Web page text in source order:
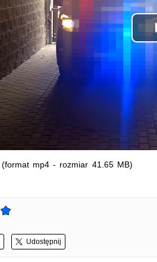
(format mp4 - rozmiar 41.65 MB)
Udostępnij